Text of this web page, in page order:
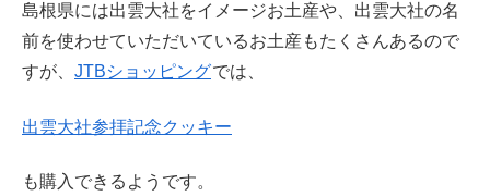
島根県には出雲大社をイメージお土産や、出雲大社の名
前を使わせていただいているお土産もたくさんあるので
すが、 JTBショッピングでは、
出雲大社参拝記念クッキー
も購入できるようです。